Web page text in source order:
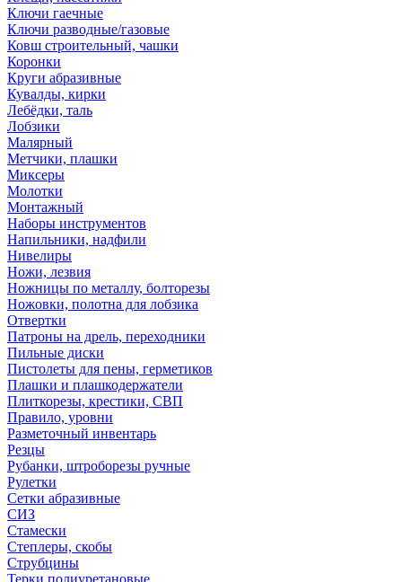
Ключи гаечные
Ключи разводные/газовые
Ковш строительный, чашки
Коронки
Круги абразивные
Кувалды, кирки
Лебёдки, таль
Лобзики
Малярный
Метчики, плашки
Миксеры
Молотки
Монтажный
Наборы инструментов
Напильники, надфили
Нивелиры
Ножи, лезвия
Ножницы по металлу, болторезы
Ножовки, полотна для лобзика
Отвертки
Патроны на дрель, переходники
Пильные диски
Пистолеты для пены, герметиков
Плашки и плашкодержатели
Плиткорезы, крестики, СВП
Правило, уровни
Разметочный инвентарь
Резцы
Рубанки, штроборезы ручные
Рулетки
Сетки абразивные
СИЗ
Стамески
Степлеры, скобы
Струбцины
Терки полиуретановые